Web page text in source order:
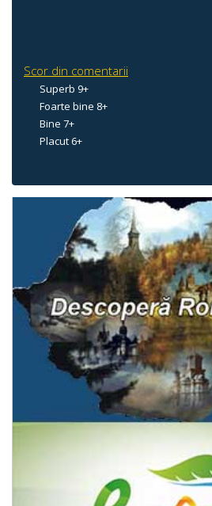
Scor din comentarii
Superb 9+
Foarte bine 8+
Bine 7+
Placut 6+